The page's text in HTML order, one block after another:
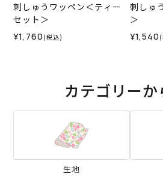
刺しゅうワッペン＜ティー
セット＞
¥1,760 (税込)
刺しゅ
＞
¥1,540
カテゴリーか
生地